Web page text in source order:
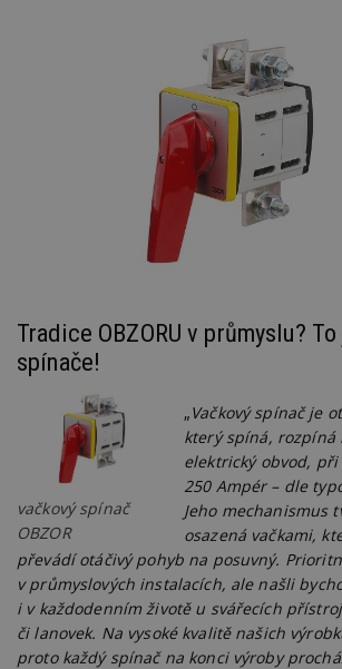
Tradice OBZORU v průmyslu?
spínače!
vačkový spínač
OBZOR
„Vačkový spínač je
který spíná,
elektrický obvod,
250 Ampér – dle
Jeho mechanismus
osazená vačkami,
převádí otáčivý pohyb na posuvný.
v průmyslových instalacích, ale našli
i v každodenním životě u svářecích
či lanovek. Na vysoké kvalitě našich
proto každý spínač na konci výroby